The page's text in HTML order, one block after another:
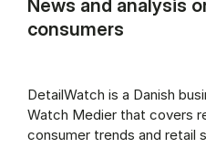
News and analysis
consumers
DetailWatch is a Danish
Watch Medier that covers
consumer trends and retail